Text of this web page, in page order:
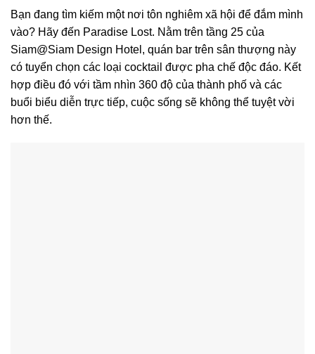
Bạn đang tìm kiếm một nơi tôn nghiêm xã hội để đắm mình
vào? Hãy đến Paradise Lost. Nằm trên tầng 25 của
Siam@Siam Design Hotel, quán bar trên sân thượng này
có tuyển chọn các loại cocktail được pha chế độc đáo. Kết
hợp điều đó với tầm nhìn 360 độ của thành phố và các
buổi biểu diễn trực tiếp, cuộc sống sẽ không thể tuyệt vời
hơn thế.